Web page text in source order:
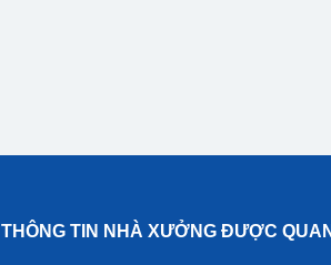
THÔNG TIN NHÀ XƯỞNG ĐƯỢC